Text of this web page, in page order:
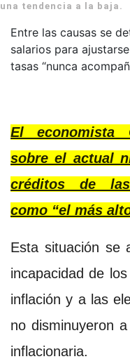
una tendencia a la baja.
Entre las causas se
salarios para
tasas “nunca
El economista
sobre el actual
créditos de
como “el más
Esta situación se
incapacidad de
inflación y a las
no disminuyeron
inflacionaria.